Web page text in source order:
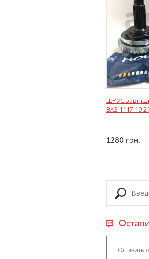
ШРУС
ВАЗ 1117-19
1280 грн.